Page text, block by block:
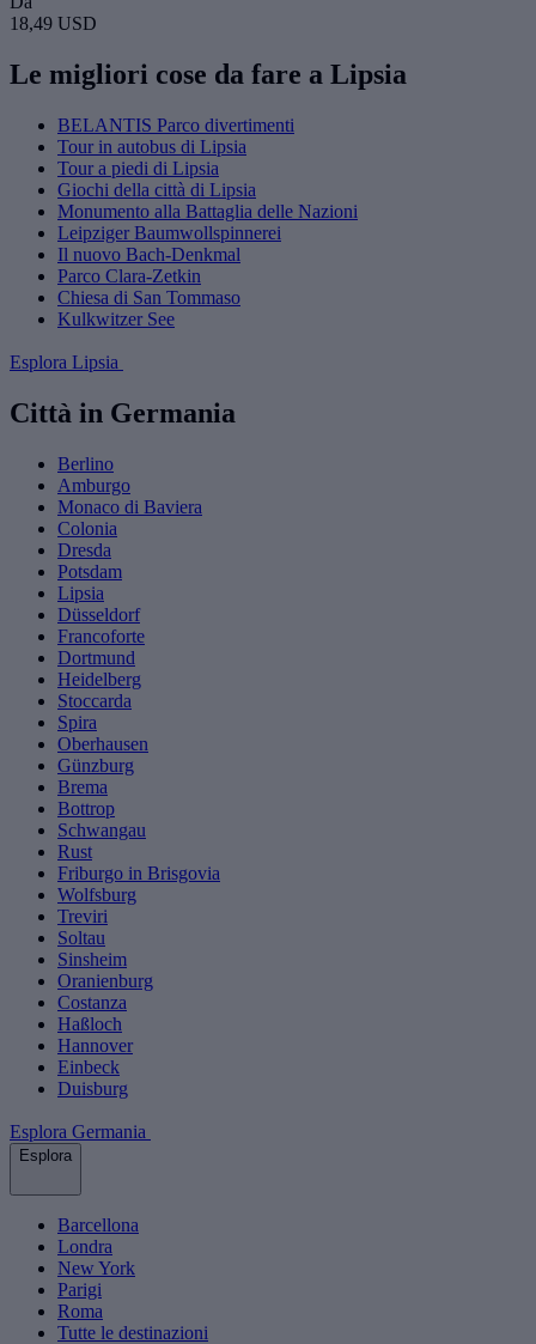
18,49 USD
Le migliori cose da fare a Lipsia
BELANTIS Parco divertimenti
Tour in autobus di Lipsia
Tour a piedi di Lipsia
Giochi della città di Lipsia
Monumento alla Battaglia delle Nazioni
Leipziger Baumwollspinnerei
Il nuovo Bach-Denkmal
Parco Clara-Zetkin
Chiesa di San Tommaso
Kulkwitzer See
Esplora Lipsia
Città in Germania
Berlino
Amburgo
Monaco di Baviera
Colonia
Dresda
Potsdam
Lipsia
Düsseldorf
Francoforte
Dortmund
Heidelberg
Stoccarda
Spira
Oberhausen
Günzburg
Brema
Bottrop
Schwangau
Rust
Friburgo in Brisgovia
Wolfsburg
Treviri
Soltau
Sinsheim
Oranienburg
Costanza
Haßloch
Hannover
Einbeck
Duisburg
Esplora Germania
Esplora
Barcellona
Londra
New York
Parigi
Roma
Tutte le destinazioni